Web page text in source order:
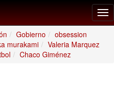
Gobierno
obsession
murakami
Valeria Marquez
Chaco Giménez